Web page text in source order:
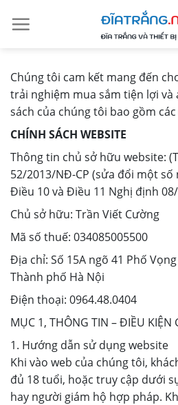
Chúng tôi cam kết mang đến
trải nghiệm mua sắm tiện lợi và
sách của chúng tôi bao gồm
CHÍNH SÁCH WEBSITE
Thông tin chủ sở hữu website:
52/2013/NĐ-CP (sửa đổi một số
Điều 10 và Điều 11 Nghị định
Chủ sở hữu: Trần Viết Cường
Mã số thuế: 034085005500
Địa chỉ: Số 15A ngõ 41 Phố
Thành phố Hà Nội
Điện thoại: 0964.48.0404
MỤC 1, THÔNG TIN – ĐIỀU KIỆN
1. Hướng dẫn sử dụng website
Khi vào web của chúng tôi,
đủ 18 tuổi, hoặc truy cập dưới
hay người giám hộ hợp pháp.